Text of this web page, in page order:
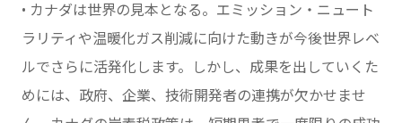
• カナダは世界の見本となる。エミッション・ニュート
ラリティや温暖化ガス削減に向けた動きが今後世界レベ
ルでさらに活発化します。しかし、成果を出していくた
めには、政府、企業、技術開発者の連携が欠かせませ